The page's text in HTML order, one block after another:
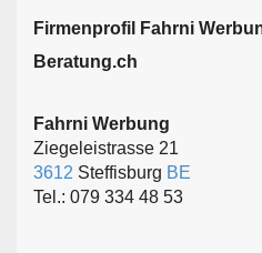
Firmen­profil Fahrni
Beratung.ch
Fahrni Werbung
Ziegeleistrasse 21
3612 Steffisburg BE
Tel.: 079 334 48 53